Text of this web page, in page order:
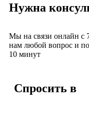
Нужна
Мы на связи онлайн с
нам любой вопрос и
10 минут
Спросить в